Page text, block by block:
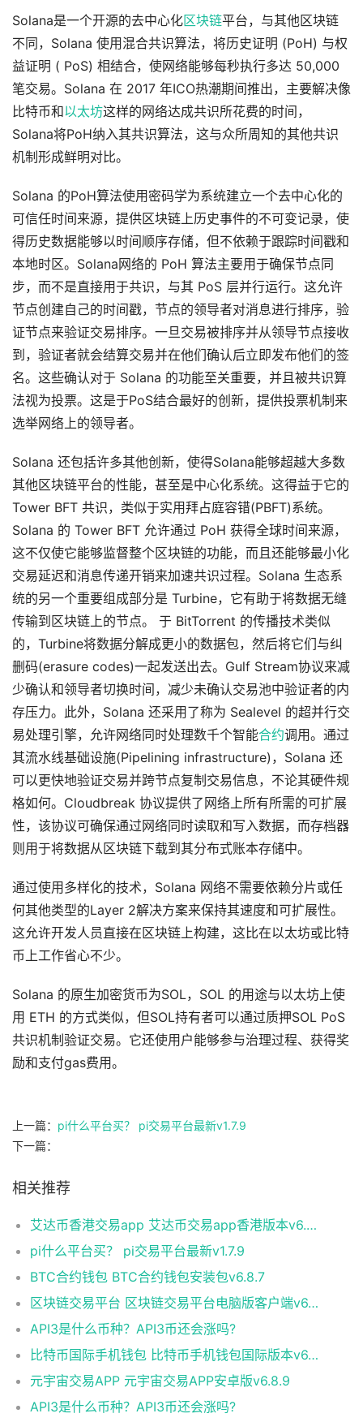
Solana是一个开源的去中心化区块链平台，与其他区块链
不同，Solana 使用混合共识算法，将历史证明 (PoH) 与权
益证明 ( PoS) 相结合，使网络能够每秒执行多达 50,000
笔交易。Solana 在 2017 年ICO热潮期间推出，主要解决像
比特币和以太坊这样的网络达成共识所花费的时间，
Solana将PoH纳入其共识算法，这与众所周知的其他共识
机制形成鲜明对比。
Solana 的PoH算法使用密码学为系统建立一个去中心化的
可信任时间来源，提供区块链上历史事件的不可变记录，使
得历史数据能够以时间顺序存储，但不依赖于跟踪时间戳和
本地时区。Solana网络的 PoH 算法主要用于确保节点同
步，而不是直接用于共识，与其 PoS 层并行运行。这允许
节点创建自己的时间戳，节点的领导者对消息进行排序，验
证节点来验证交易排序。一旦交易被排序并从领导节点接收
到，验证者就会结算交易并在他们确认后立即发布他们的签
名。这些确认对于 Solana 的功能至关重要，并且被共识算
法视为投票。这是于PoS结合最好的创新，提供投票机制来
选举网络上的领导者。
Solana 还包括许多其他创新，使得Solana能够超越大多数
其他区块链平台的性能，甚至是中心化系统。这得益于它的
Tower BFT 共识，类似于实用拜占庭容错(PBFT)系统。
Solana 的 Tower BFT 允许通过 PoH 获得全球时间来源，
这不仅使它能够监督整个区块链的功能，而且还能够最小化
交易延迟和消息传递开销来加速共识过程。Solana 生态系
统的另一个重要组成部分是 Turbine，它有助于将数据无缝
传输到区块链上的节点。 于 BitTorrent 的传播技术类似
的，Turbine将数据分解成更小的数据包，然后将它们与纠
删码(erasure codes)一起发送出去。Gulf Stream协议来减
少确认和领导者切换时间，减少未确认交易池中验证者的内
存压力。此外，Solana 还采用了称为 Sealevel 的超并行交
易处理引擎，允许网络同时处理数千个智能合约调用。通过
其流水线基础设施(Pipelining infrastructure)，Solana 还
可以更快地验证交易并跨节点复制交易信息，不论其硬件规
格如何。Cloudbreak 协议提供了网络上所有所需的可扩展
性，该协议可确保通过网络同时读取和写入数据，而存档器
则用于将数据从区块链下载到其分布式账本存储中。
通过使用多样化的技术，Solana 网络不需要依赖分片或任
何其他类型的Layer 2解决方案来保持其速度和可扩展性。
这允许开发人员直接在区块链上构建，这比在以太坊或比特
币上工作省心不少。
Solana 的原生加密货币为SOL，SOL 的用途与以太坊上使
用 ETH 的方式类似，但SOL持有者可以通过质押SOL PoS
共识机制验证交易。它还使用户能够参与治理过程、获得奖
励和支付gas费用。
上一篇： pi什么平台买？ pi交易平台最新v1.7.9
下一篇：
相关推荐
艾达币香港交易app 艾达币交易app香港版本v6.0.9
pi什么平台买？ pi交易平台最新v1.7.9
BTC合约钱包 BTC合约钱包安装包v6.8.7
区块链交易平台 区块链交易平台电脑版客户端v6.0.9
API3是什么币种？API3币还会涨吗?
比特币国际手机钱包 比特币手机钱包国际版本v6.1.8
元宇宙交易APP 元宇宙交易APP安卓版v6.8.9
API3是什么币种？API3币还会涨吗?